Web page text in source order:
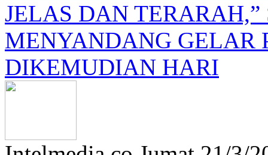
JELAS DAN TERARAH,”
MENYANDANG GELAR
DIKEMUDIAN HARI